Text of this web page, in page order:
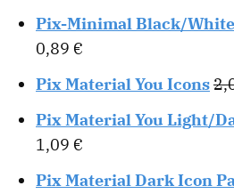
Pix-Minimal Black/
0,89 €
Pix Material You Icons
Pix Material You Light/
1,09 €
Pix Material Dark Icon